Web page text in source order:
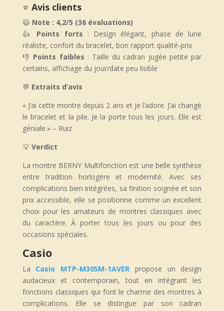
⭐ Avis clients
😃 Note : 4,2/5 (36 évaluations)
👍 Points forts : Design élégant, phase de lune
réaliste, confort du bracelet, bon rapport qualité-prix
👎 Points faibles : Taille du cadran jugée petite par
certains, affichage du jour/date peu lisible
💬 Extraits d’avis
« J’ai cette montre depuis 2 ans et je l’adore. J’ai changé
le bracelet et la pile. Je la porte tous les jours. Elle est
géniale.» – Ruiz
💡 Verdict
La montre BERNY Multifonction est une belle synthèse
entre tradition horlogère et modernité. Avec ses
complications bien intégrées, sa finition soignée et son
prix accessible, elle se positionne comme un excellent
choix pour les amateurs de montres classiques avec
du caractère. À porter tous les jours ou pour des
occasions spéciales.
Casio
La Casio MTP-M305M-1AVER propose un design
audacieux et contemporain, tout en intégrant les
fonctions classiques qui font le charme des montres à
complications. Elle se distingue par son cadran